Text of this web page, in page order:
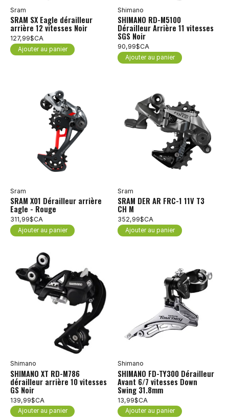
Sram
SRAM SX Eagle dérailleur
arrière 12 vitesses Noir
127,99$CA
Ajouter au panier
Shimano
SHIMANO RD-M5100
Dérailleur Arrière 11 vitesses
SGS Noir
90,99$CA
Ajouter au panier
Sram
SRAM X01 Dérailleur arrière
Eagle - Rouge
311,99$CA
Ajouter au panier
Sram
SRAM DER AR FRC-1 11V T3
CH M
352,99$CA
Ajouter au panier
Shimano
SHIMANO XT RD-M786
dérailleur arrière 10 vitesses
GS Noir
139,99$CA
Ajouter au panier
Shimano
SHIMANO FD-TY300 Dérailleur
Avant 6/7 vitesses Down
Swing 31.8mm
13,99$CA
Ajouter au panier